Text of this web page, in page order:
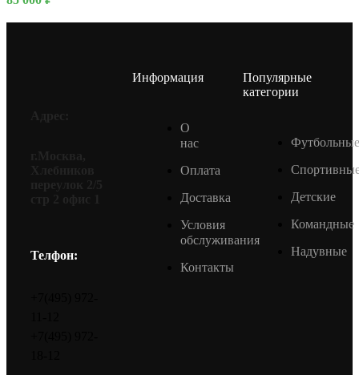
Телфон:
Информация
О
нас
Оплата
Доставка
Условия
обслуживания
Контакты
Популярные
категории
Футбольные
Детские
Командные
Надувные